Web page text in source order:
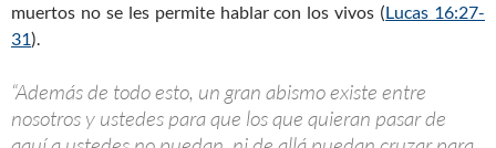
muertos no se les permite hablar con los vivos (Lucas 16:27-
31).
“Además de todo esto, un gran abismo existe entre
nosotros y ustedes para que los que quieran pasar de